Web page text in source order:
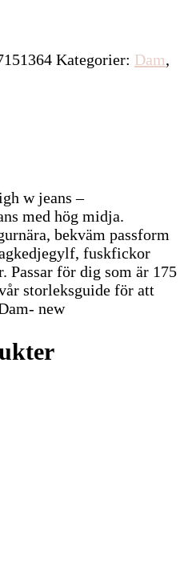
Kategorier: Dam,
w jeans –
med hög midja.
bekväm passform
fuskfickor
för dig som är 175
storleksguide för att
new